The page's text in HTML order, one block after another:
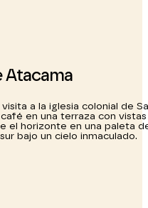
Atacama
visita a la iglesia colonial de
en una terraza con
el horizonte en una paleta
bajo un cielo inmaculado.